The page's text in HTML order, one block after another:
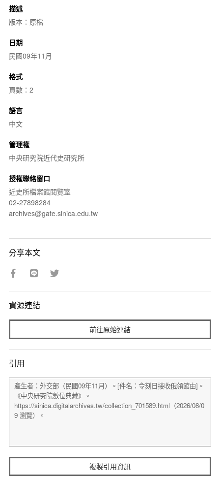
描述
版本：原檔
日期
民國09年11月
格式
頁數：2
語言
中文
管理權
中央研究院近代史研究所
授權聯絡窗口
近史所檔案館閱覽室
02-27898284
archives@gate.sinica.edu.tw
分享本文
資源連結
前往原始連結
引用
複製引用資訊